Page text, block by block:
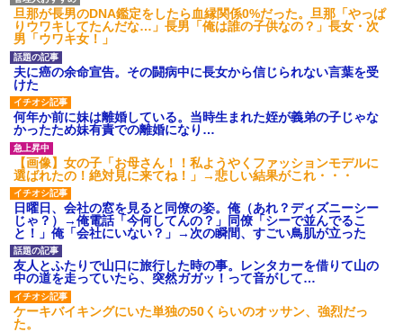
旦那が長男のDNA鑑定をしたら血縁関係0%だった。旦那「やっぱ
りウワキしてたんだな…」長男「俺は誰の子供なの？」長女・次
男「ウワキ女！」
夫に癌の余命宣告。その闘病中に長女から信じられない言葉を受
けた
何年か前に妹は離婚している。当時生まれた姪が義弟の子じゃな
かったため妹有責での離婚になり…
【画像】女の子「お母さん！！私ようやくファッションモデルに
選ばれたの！絶対見に来てね！」→悲しい結果がこれ・・・
日曜日、会社の窓を見ると同僚の姿。俺（あれ？ディズニーシー
じゃ？）→俺電話「今何してんの？」同僚「シーで並んでるこ
と！」俺「会社にいない？」→次の瞬間、すごい鳥肌が立った
友人とふたりで山口に旅行した時の事。レンタカーを借りて山の
中の道を走っていたら、突然ガガッ！って音がして…
ケーキバイキングにいた単独の50くらいのオッサン、強烈だっ
た。